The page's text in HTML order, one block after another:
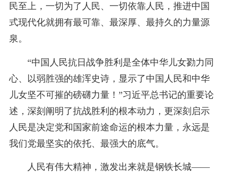
民至上，一切为了人民、一切依靠人民，推进中国
式现代化就拥有最可靠、最深厚、最持久的力量源
泉。
“中国人民抗日战争胜利是全体中华儿女勠力同
心、以弱胜强的雄浑史诗，显示了中国人民和中华
儿女坚不可摧的磅礴力量！”习近平总书记的重要论
述，深刻阐明了抗战胜利的根本动力，更深刻启示
人民是决定党和国家前途命运的根本力量，永远是
我们党最坚实的依托、最强大的底气。
人民有伟大精神，激发出来就是钢铁长城——